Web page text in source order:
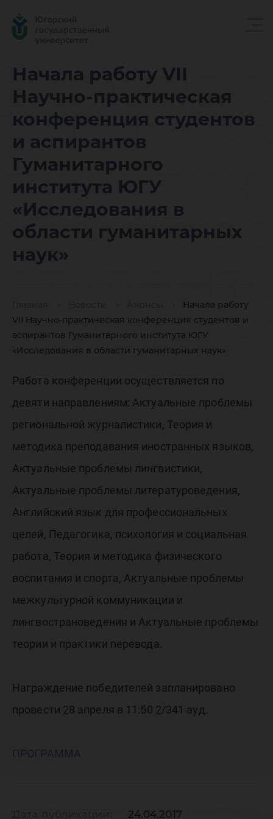
Начала работу VII
Научно-практическая
конференция студентов
и аспирантов
Гуманитарного
института ЮГУ
«Исследования в
области гуманитарных
наук»
Начала работу
VII Научно-практическая конференция студентов и
аспирантов Гуманитарного института ЮГУ
«Исследования в области гуманитарных наук»
Начала
VII
в
наук»
Работа конференции осуществляется по
девяти направлениям: Актуальные проблемы
региональной журналистики, Теория и
методика преподавания иностранных языков,
Актуальные проблемы лингвистики,
Актуальные проблемы литературоведения,
Английский язык для профессиональных
целей, Педагогика, психология и социальная
работа, Теория и методика физического
воспитания и спорта, Актуальные проблемы
межкультурной коммуникации и
лингвострановедения и Актуальные проблемы
теории и практики перевода.
Награждение победителей запланировано
провести 28 апреля в 11:50 2/341 ауд.
ПРОГРАММА
24.04.2017